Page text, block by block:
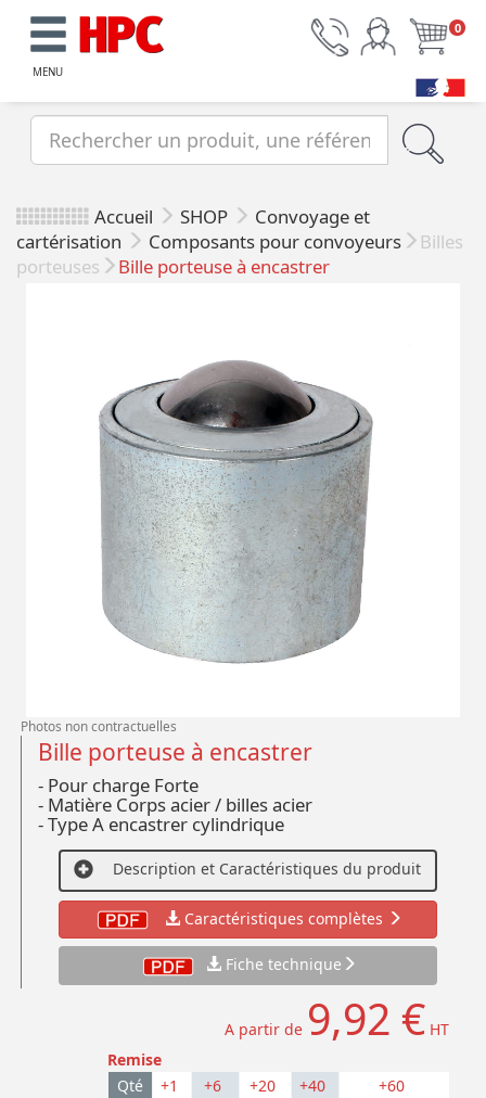
MENU
0
Accueil SHOP
Convoyage et
cartérisation
Composants pour convoyeurs
Billes
porteuses
Bille porteuse à encastrer
Photos non contractuelles
Bille porteuse à encastrer
- Pour charge Forte
- Matière Corps acier / billes acier
- Type A encastrer cylindrique
Description et Caractéristiques du produit
Caractéristiques complètes
Fiche technique
A partir de 9,92 € HT
Remise
Qté
+1 +6 +20 +40
+60